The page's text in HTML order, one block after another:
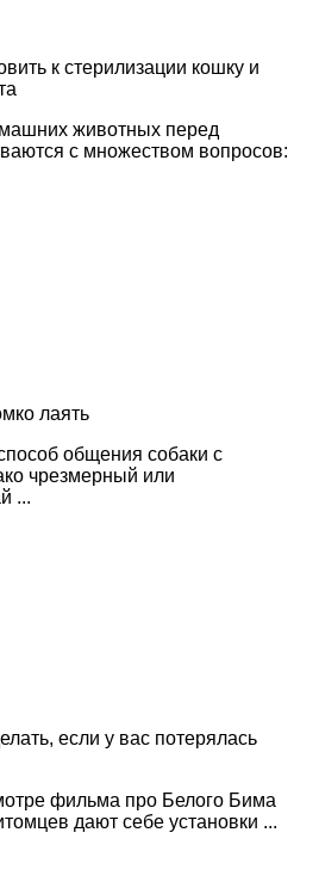
к стерилизации кошку и
животных перед
с множеством вопросов:
лаять
общения собаки с
чрезмерный или
...
если у вас потерялась
фильма про Белого Бима
дают себе установки ...